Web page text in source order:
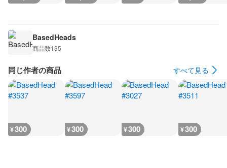
BasedHeads
商品数135
同じ作者の商品 すべて見る
¥300 ¥300 ¥300 ¥300